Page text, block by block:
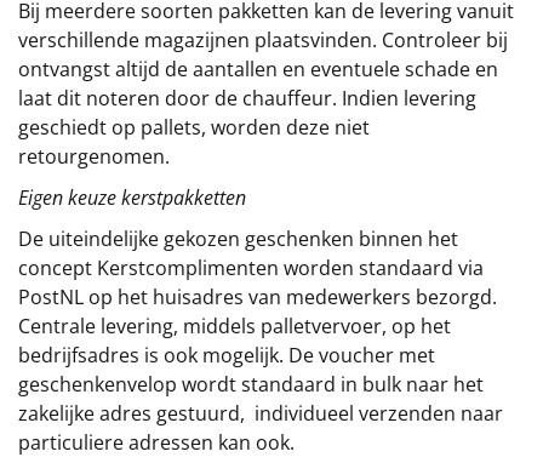
Bij meerdere soorten pakketten kan de levering vanuit
verschillende magazijnen plaatsvinden. Controleer bij
ontvangst altijd de aantallen en eventuele schade en
laat dit noteren door de chauffeur. Indien levering
geschiedt op pallets, worden deze niet
retourgenomen.
Eigen keuze kerstpakketten
De uiteindelijke gekozen geschenken binnen het
concept Kerstcomplimenten worden standaard via
PostNL op het huisadres van medewerkers bezorgd.
Centrale levering, middels palletvervoer, op het
bedrijfsadres is ook mogelijk. De voucher met
geschenkenvelop wordt standaard in bulk naar het
zakelijke adres gestuurd, individueel verzenden naar
particuliere adressen kan ook.